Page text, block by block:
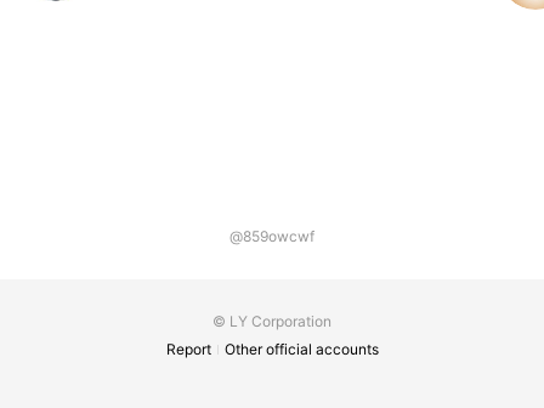
@859owcwf
© LY Corporation
Report
Other official accounts